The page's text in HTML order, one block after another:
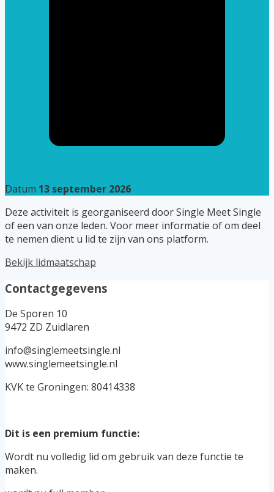
Datum 13 september 2026
Deze activiteit is georganiseerd door Single Meet Single
of een van onze leden. Voor meer informatie of om deel
te nemen dient u lid te zijn van ons platform.
Bekijk lidmaatschap
Contactgegevens
De Sporen 10
9472 ZD Zuidlaren
info@singlemeetsingle.nl
www.singlemeetsingle.nl
KVK te Groningen: 80414338
Dit is een premium functie:
Wordt nu volledig lid om gebruik van deze functie te
maken.